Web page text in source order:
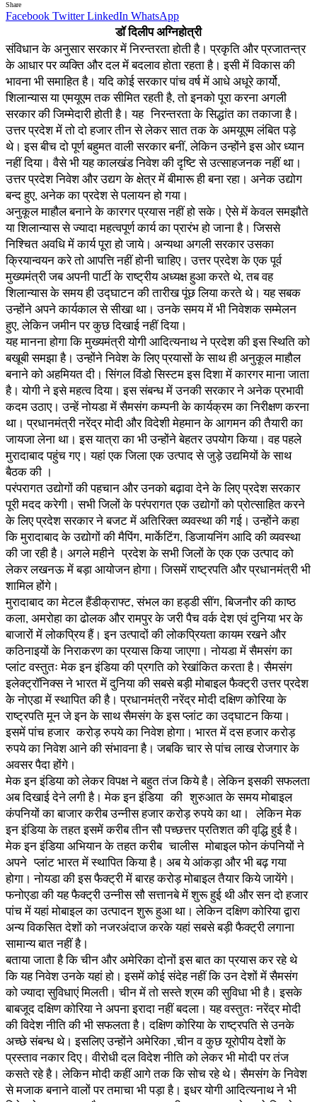
Share
Facebook Twitter LinkedIn WhatsApp
डॉ दिलीप अग्निहोत्री
संविधान के अनुसार सरकार में निरन्तरता होती है। प्रकृति और प्रजातन्त्र
के आधार पर व्यक्ति और दल में बदलाव होता रहता है। इसी में विकास की
भावना भी समाहित है। यदि कोई सरकार पांच वर्ष में आधे अधूरे कार्यो,
शिलान्यास या एमयूएम तक सीमित रहती है, तो इनको पूरा करना अगली
सरकार की जिम्मेदारी होती है। यह निरन्तरता के सिद्धांत का तकाजा है।
उत्तर प्रदेश में तो दो हजार तीन से लेकर सात तक के अमयूएम लंबित पड़े
थे। इस बीच दो पूर्ण बहुमत वाली सरकार बनीं, लेकिन उन्होंने इस ओर ध्यान
नहीं दिया। वैसे भी यह कालखंड निवेश की दृष्टि से उत्साहजनक नहीं था।
उत्तर प्रदेश निवेश और उद्यग के क्षेत्र में बीमारू ही बना रहा। अनेक उद्योग
बन्द हुए, अनेक का प्रदेश से पलायन हो गया।
अनुकूल माहौल बनाने के कारगर प्रयास नहीं हो सके। ऐसे में केवल समझौते
या शिलान्यास से ज्यादा महत्वपूर्ण कार्य का प्रारंभ हो जाना है। जिससे
निश्चित अवधि में कार्य पूरा हो जाये। अन्यथा अगली सरकार उसका
क्रियान्वयन करे तो आपत्ति नहीं होनी चाहिए। उत्तर प्रदेश के एक पूर्व
मुख्यमंत्री जब अपनी पार्टी के राष्ट्रीय अध्यक्ष हुआ करते थे, तब वह
शिलान्यास के समय ही उद्घाटन की तारीख पूंछ लिया करते थे। यह सबक
उन्होंने अपने कार्यकाल से सीखा था। उनके समय में भी निवेशक सम्मेलन
हुए, लेकिन जमीन पर कुछ दिखाई नहीं दिया।
यह मानना होगा कि मुख्यमंत्री योगी आदित्यनाथ ने प्रदेश की इस स्थिति को
बखूबी समझा है। उन्होंने निवेश के लिए प्रयासों के साथ ही अनुकूल माहौल
बनाने को अहमियत दी। सिंगल विंडो सिस्टम इस दिशा में कारगर माना जाता
है। योगी ने इसे महत्व दिया। इस संबन्ध में उनकी सरकार ने अनेक प्रभावी
कदम उठाए। उन्हें नोयडा में सैमसंग कम्पनी के कार्यक्रम का निरीक्षण करना
था। प्रधानमंत्री नरेंद्र मोदी और विदेशी मेहमान के आगमन की तैयारी का
जायजा लेना था। इस यात्रा का भी उन्होंने बेहतर उपयोग किया। वह पहले
मुरादाबाद पहुंच गए। यहां एक जिला एक उत्पाद से जुड़े उद्यमियों के साथ
बैठक की ।
परंपरागत उद्योगों की पहचान और उनको बढ़ावा देने के लिए प्रदेश सरकार
पूरी मदद करेगी। सभी जिलों के परंपरागत एक उद्योगों को प्रोत्साहित करने
के लिए प्रदेश सरकार ने बजट में अतिरिक्त व्यवस्था की गई। उन्होंने कहा
कि मुरादाबाद के उद्योगों की मैपिंग, मार्केटिंग, डिजायनिंग आदि की व्यवस्था
की जा रही है। अगले महीने प्रदेश के सभी जिलों के एक एक उत्पाद को
लेकर लखनऊ में बड़ा आयोजन होगा। जिसमें राष्ट्रपति और प्रधानमंत्री भी
शामिल होंगे।
मुरादाबाद का मेटल हैंडीक्राफ्ट, संभल का हड्डी सींग, बिजनौर की काष्ठ
कला, अमरोहा का ढोलक और रामपुर के जरी पैच वर्क देश एवं दुनिया भर के
बाजारों में लोकप्रिय हैं। इन उत्पादों की लोकप्रियता कायम रखने और
कठिनाइयों के निराकरण का प्रयास किया जाएगा। नोयडा में सैमसंग का
प्लांट वस्तुतः मेक इन इंडिया की प्रगति को रेखांकित करता है। सैमसंग
इलेक्ट्रॉनिक्स ने भारत में दुनिया की सबसे बड़ी मोबाइल फैक्ट्री उत्तर प्रदेश
केे नोएडा में स्थापित की है। प्रधानमंत्री नरेंद्र मोदी दक्षिण कोरिया के
राष्ट्रपति मून जे इन के साथ सैमसंग के इस प्लांट का उद्घाटन किया।
इसमें पांच हजार करोड़ रुपये का निवेश होगा। भारत में दस हजार करोड़
रुपये का निवेश आने की संभावना है। जबकि चार से पांच लाख रोजगार के
अवसर पैदा होंगे।
मेक इन इंडिया को लेकर विपक्ष ने बहुत तंज किये है। लेकिन इसकी सफलता
अब दिखाई देने लगी है। मेक इन इंडिया की शुरुआत के समय मोबाइल
कंपनियों का बाजार करीब उन्नीस हजार करोड़ रुपये का था। लेकिन मेक
इन इंडिया के तहत इसमें करीब तीन सौ पच्छत्तर प्रतिशत की वृद्धि हुई है।
मेक इन इंडिया अभियान के तहत करीब चालीस मोबाइल फोन कंपनियों ने
अपने प्लांट भारत में स्थापित किया है। अब ये आंकड़ा और भी बढ़ गया
होगा। नोयडा की इस फैक्ट्री में बारह करोड़ मोबाइल तैयार किये जायेंगे।
फनोएडा की यह फैक्ट्री उन्नीस सौ सत्तानबे में शुरू हुई थी और सन दो हजार
पांच में यहां मोबाइल का उत्पादन शुरू हुआ था। लेकिन दक्षिण कोरिया द्वारा
अन्य विकसित देशों को नजरअंदाज करके यहां सबसे बड़ी फैक्ट्री लगाना
सामान्य बात नहीं है।
बताया जाता है कि चीन और अमेरिका दोनों इस बात का प्रयास कर रहे थे
कि यह निवेश उनके यहां हो। इसमें कोई संदेह नहीं कि उन देशों में सैमसंग
को ज्यादा सुविधाएं मिलती। चीन में तो सस्ते श्रम की सुविधा भी है। इसके
बाबजूद दक्षिण कोरिया ने अपना इरादा नहीं बदला। यह वस्तुतः नरेंद्र मोदी
की विदेश नीति की भी सफलता है। दक्षिण कोरिया के राष्ट्रपति से उनके
अच्छे संबन्ध थे। इसलिए उन्होंने अमेरिका ,चीन व कुछ यूरोपीय देशों के
प्रस्ताव नकार दिए। वीरोधी दल विदेश नीति को लेकर भी मोदी पर तंज
कसते रहे है। लेकिन मोदी कहीं आगे तक कि सोच रहे थे। सैमसंग के निवेश
से मजाक बनाने वालों पर तमाचा भी पड़ा है। इधर योगी आदित्यनाथ ने भी